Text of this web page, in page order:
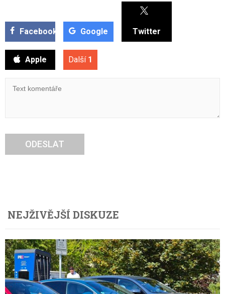
Facebook Google Twitter
Apple Další 1
ODESLAT
NEJŽIVĚJŠÍ DISKUZE